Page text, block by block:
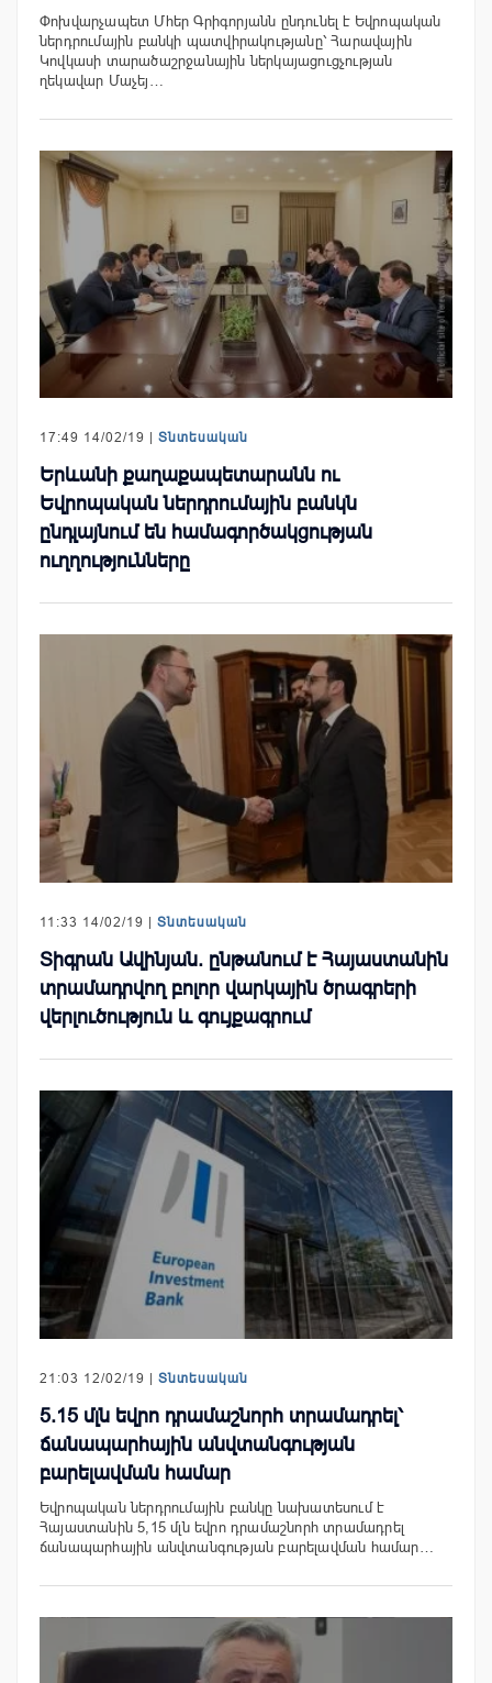
Փոխվարչապետ Մհեր Գրիգորյանն ընդունել է Եվրոպական
ներդրումային բանկի պատվիրակությանը՝ Հարավային
Կովկասի տարածաշրջանային ներկայացուցչության
ղեկավար Մաչեյ…
17:49 14/02/19 | Տնտեսական
Երևանի քաղաքապետարանն ու
Եվրոպական ներդրումային բանկն
ընդլայնում են համագործակցության
ուղղությունները
11:33 14/02/19 | Տնտեսական
Տիգրան Ավինյան. ընթանում է Հայաստանին
տրամադրվող բոլոր վարկային ծրագրերի
վերլուծություն և գույքագրում
21:03 12/02/19 | Տնտեսական
5.15 մլն եվրո դրամաշնորհ տրամադրել՝
ճանապարհային անվտանգության
բարելավման համար
Եվրոպական ներդրումային բանկը նախատեսում է
Հայաստանին 5,15 մլն եվրո դրամաշնորհ տրամադրել
ճանապարհային անվտանգության բարելավման համար…